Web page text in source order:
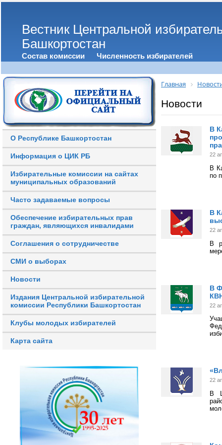
Вестник Центральной
Башкортостан
Состав комиссии Численность избирателей
О Республике Башкортостан
Информация о ЦИК РБ
Избирательные комиссии на сайтах
муниципальных образований
Часто задаваемые вопросы
Обеспечение избирательных прав
граждан, являющихся инвалидами
Соглашения о сотрудничестве
СМИ о выборах
Новости
Издания Центральной избирательной
комиссии Республики Башкортостан
Клубы молодых избирателей
Карта сайта
Главная
Новости
В
22
В
по
В
22
В
В
22
22
В